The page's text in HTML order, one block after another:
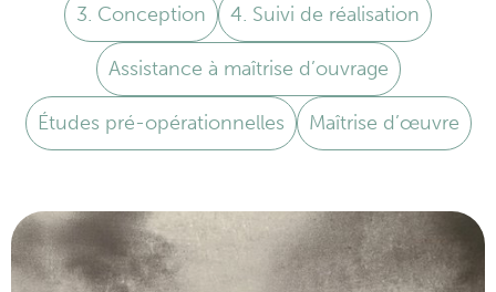
3. Conception 4. Suivi de réalisation
Assistance à maîtrise d’ouvrage
Études pré-opérationnelles Maîtrise d’œuvre